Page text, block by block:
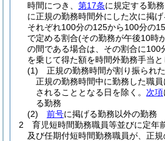
時間につき、 第17条に規定する勤
に正規の勤務時間外にした次に掲
それぞれ100分の125から100分の
で定める割合(その勤務が午後10時
の間である場合は、その割合に100
を乗じて得た額を時間外勤務手当と
(1)
正規の勤務時間が割り振られ
正規の勤務時間中に勤務した職
されることとなる日を除く。 次項
る勤務
(2)
前号に掲げる勤務以外の勤務
2
育児短時間勤務職員等並びに定年
及び任期付短時間勤務職員が、正